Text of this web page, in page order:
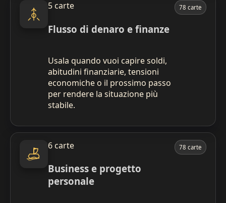
5 carte
Flusso di denaro e finanze
Usala quando vuoi capire soldi,
abitudini finanziarie, tensioni
economiche o il prossimo passo
per rendere la situazione più
stabile.
78 carte
6 carte
Business e progetto
personale
78 carte